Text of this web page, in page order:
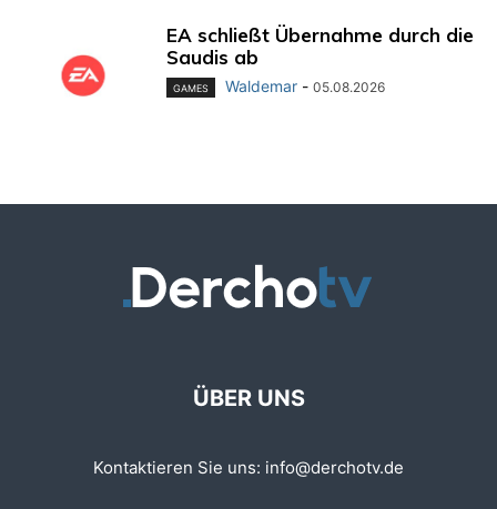
EA schließt Übernahme durch die
Saudis ab
GAMES Waldemar - 05.08.2026
ÜBER UNS
Kontaktieren Sie uns: info@derchotv.de